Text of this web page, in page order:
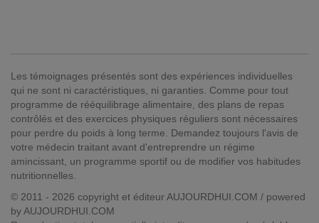
Les témoignages présentés sont des expériences individuelles
qui ne sont ni caractéristiques, ni garanties. Comme pour tout
programme de rééquilibrage alimentaire, des plans de repas
contrôlés et des exercices physiques réguliers sont nécessaires
pour perdre du poids à long terme. Demandez toujours l'avis de
votre médecin traitant avant d'entreprendre un régime
amincissant, un programme sportif ou de modifier vos habitudes
nutritionnelles.
© 2011 - 2026 copyright et éditeur AUJOURDHUI.COM / powered
by AUJOURDHUI.COM